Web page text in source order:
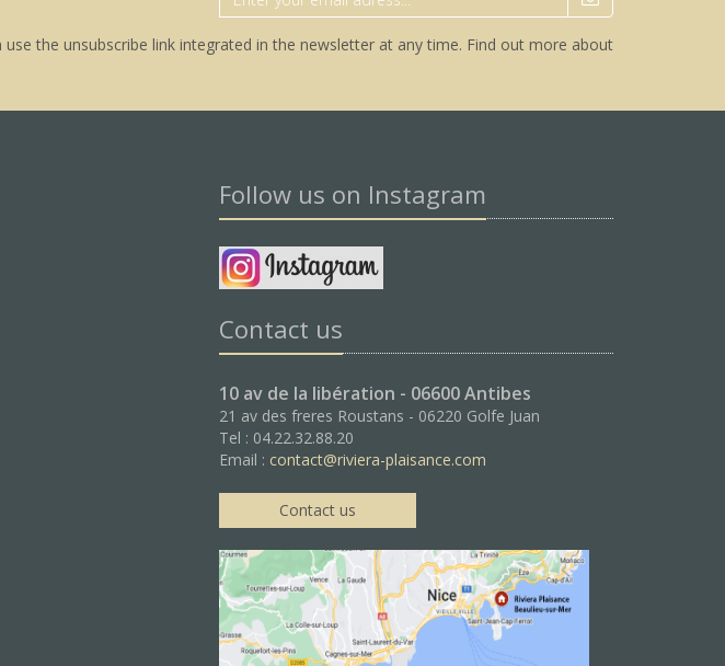
the unsubscribe link integrated in the newsletter at any time. Find out more about
Follow us on Instagram
Contact us
10 av de la libération - 06600 Antibes
21 av des freres Roustans - 06220 Golfe Juan
Tel : 04.22.32.88.20
Email : contact@riviera-plaisance.com
Contact us